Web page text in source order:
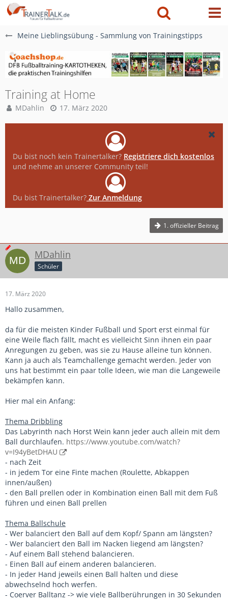
Meine Lieblingsübung - Sammlung von Trainingstipps
Training at Home
MDahlin 17. März 2020
Du bist noch kein Trainertalker? Registriere dich kostenlos
und nehme an unserer Community teil!
Du bist Trainertalker? Zur Anmeldung
1. offizieller Beitrag
MDahlin
Schüler
17. März 2020
Hallo zusammen,
da für die meisten Kinder Fußball und Sport erst einmal für
eine Weile flach fällt, macht es vielleicht Sinn ihnen ein paar
Anregungen zu geben, was sie zu Hause alleine tun können.
Kann ja auch als Teamchallenge gemacht werden. Jeder von
uns hat bestimmt ein paar tolle Ideen, wie man die Langeweile
bekämpfen kann.
Hier mal ein Anfang:
Thema Dribbling
Das Labyrinth nach Horst Wein kann jeder auch allein mit dem
Ball durchlaufen. https://www.youtube.com/watch?
v=I94yBetDHAU
- nach Zeit
- in jedem Tor eine Finte machen (Roulette, Abkappen
innen/außen)
- den Ball prellen oder in Kombination einen Ball mit dem Fuß
führen und einen Ball prellen
Thema Ballschule
- Wer balanciert den Ball auf dem Kopf/ Spann am längsten?
- Wer balanciert den Ball im Nacken liegend am längsten?
- Auf einem Ball stehend balancieren.
- Einen Ball auf einem anderen balancieren.
- In jeder Hand jeweils einen Ball halten und diese
abwechselnd hoch werfen.
- Coerver Balltanz -> wie viele Ballberührungen in 30 Sekunden